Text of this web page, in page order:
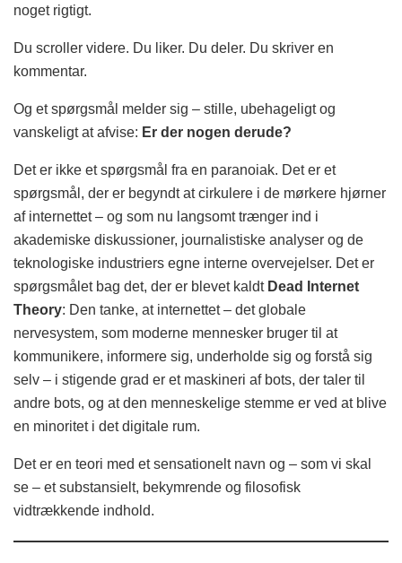
noget rigtigt.
Du scroller videre. Du liker. Du deler. Du skriver en
kommentar.
Og et spørgsmål melder sig – stille, ubehageligt og
vanskeligt at afvise: Er der nogen derude?
Det er ikke et spørgsmål fra en paranoiak. Det er et
spørgsmål, der er begyndt at cirkulere i de mørkere hjørner
af internettet – og som nu langsomt trænger ind i
akademiske diskussioner, journalistiske analyser og de
teknologiske industriers egne interne overvejelser. Det er
spørgsmålet bag det, der er blevet kaldt Dead Internet
Theory: Den tanke, at internettet – det globale
nervesystem, som moderne mennesker bruger til at
kommunikere, informere sig, underholde sig og forstå sig
selv – i stigende grad er et maskineri af bots, der taler til
andre bots, og at den menneskelige stemme er ved at blive
en minoritet i det digitale rum.
Det er en teori med et sensationelt navn og – som vi skal
se – et substansielt, bekymrende og filosofisk
vidtrækkende indhold.